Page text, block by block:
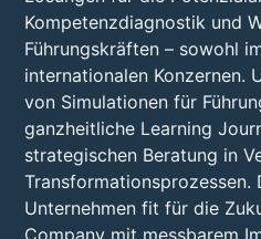
Kompetenzdiagnostik und
Führungskräften – sowohl
internationalen Konzernen.
von Simulationen für
ganzheitliche Learning
strategischen Beratung in
Transformationsprozessen.
Unternehmen fit für die